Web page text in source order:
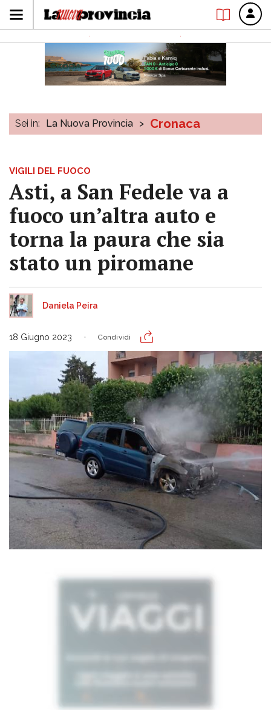
Sei in: La Nuova Provincia > Cronaca
VIGILI DEL FUOCO
Asti, a San Fedele va a
fuoco un’altra auto e
torna la paura che sia
stato un piromane
Daniela Peira
18 Giugno 2023 Condividi